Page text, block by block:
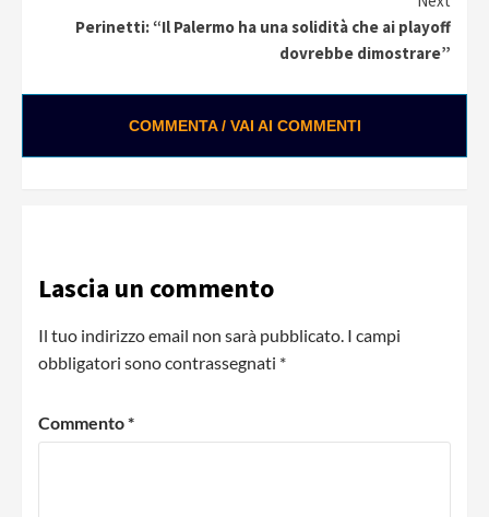
Perinetti: “Il Palermo ha una solidità che ai playoff
dovrebbe dimostrare”
COMMENTA / VAI AI COMMENTI
Lascia un commento
Il tuo indirizzo email non sarà pubblicato. I campi
obbligatori sono contrassegnati *
Commento*